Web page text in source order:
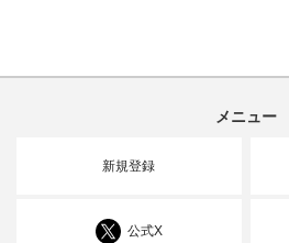
メニュー
新規登録
公式X